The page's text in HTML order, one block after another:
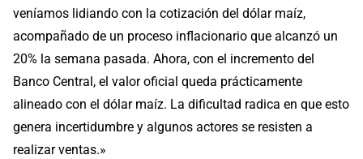
veníamos lidiando con la cotización del dólar maíz,
acompañado de un proceso inflacionario que alcanzó un
20% la semana pasada. Ahora, con el incremento del
Banco Central, el valor oficial queda prácticamente
alineado con el dólar maíz. La dificultad radica en que esto
genera incertidumbre y algunos actores se resisten a
realizar ventas.»